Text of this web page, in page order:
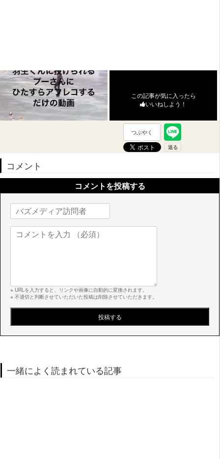
この記事が気に入ったら
いいねしよう！
つぶやく
コメント
コメントを投稿する
※ URLを入力すると、リンクや画像に自動的に変換されます。
※ 不適切と判断させていただいた投稿は削除させていただきます。
一緒によく読まれている記事